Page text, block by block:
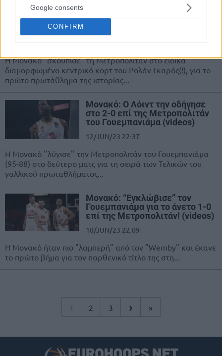
Google consents
CONFIRM
παρθενικός τίτλος σε “straight
15/JUN/23 22:45
Η Μονακό "σκούπισε" τη Μετροπολιτάν στο ειδικά
διαμορφωμένο κεντρικό κορτ του Ρολάν Γκαρός(!), για το
πρώτο πρωτάθλημα της ιστορίας...
Μονακό: Ο Λόιντ την οδήγησε
στο 2-0 επί της Μετροπολιτάν
του Γουεμπανιάμα (videos)
12/JUN/23 22:37
Η Μονακό ''λύγισε'' την Μετροπολιτάν του Γουεμπανιάμα
(95-88) στο δεύτερο ματς για τη σειρά των Τελικών του
γαλλικού πρωταθλήματος...
Μονακό: “Εγκλώβισε” τον
Γουεμπανιάμα για το άνετο 1-0
επί της Μετροπολιτάν! (videos)
10/JUN/23 22:09
Η Μονακό ήταν πιο "λαμπερή" από τον "Wemby" και έκανε
το πρώτο βήμα για τον παρθενικό τίτλο της στη...
1 2 3 › »